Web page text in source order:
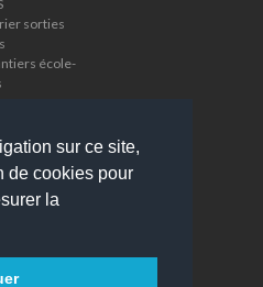
sur ce site,
de cookies pour
la
sorties
école-